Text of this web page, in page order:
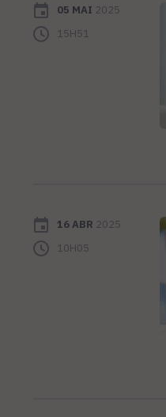
05 MAI 2025
15H51
16 ABR 2025
10H05